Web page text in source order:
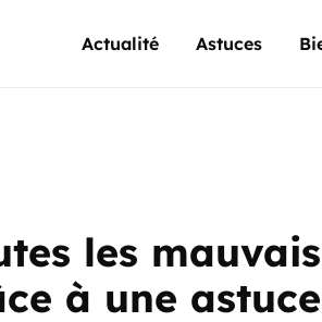
Actualité Astuces
les
à une